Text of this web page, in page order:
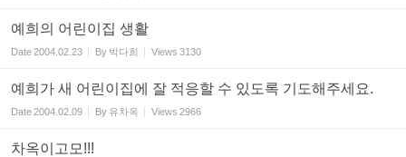
예희의 어린이집 생활
Date2004.02.23 By 박다희 Views 3130
예희가 새 어린이집에 잘 적응할 수 있도록 기도해주세요.
Date2004.02.09 By 유차옥 Views 2966
차옥이고모!!!